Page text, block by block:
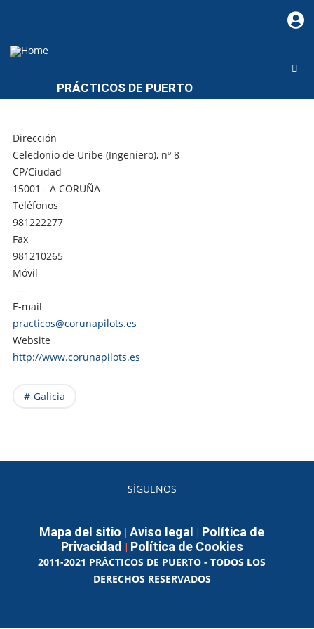
PRÁCTICOS DE PUERTO
Dirección
Celedonio de Uribe (Ingeniero), nº 8
CP/Ciudad
15001 - A CORUÑA
Teléfonos
981222277
Fax
981210265
Móvil
----
E-mail
practicos@corunapilots.es
Website
http://www.corunapilots.es
Galicia
SÍGUENOS
Mapa del sitio |Aviso legal | Política de
Privacidad | Política de Cookies
2011-2021 PRÁCTICOS DE PUERTO - TODOS LOS
DERECHOS RESERVADOS